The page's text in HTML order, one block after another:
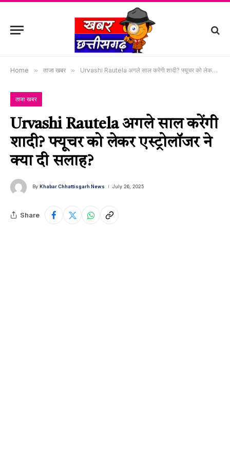
Home » ताजा खबर » Urvashi Rautela अगले साल करेंगी शादी? फ्यूचर को लेकर एस्ट्रोलॉजर ने क्या दी सलाह?
ताजा खबर
Urvashi Rautela अगले साल करेंगी
शादी? फ्यूचर को लेकर एस्ट्रोलॉजर ने
क्या दी सलाह?
By Khabar Chhattisgarh News July 26, 2025
Share